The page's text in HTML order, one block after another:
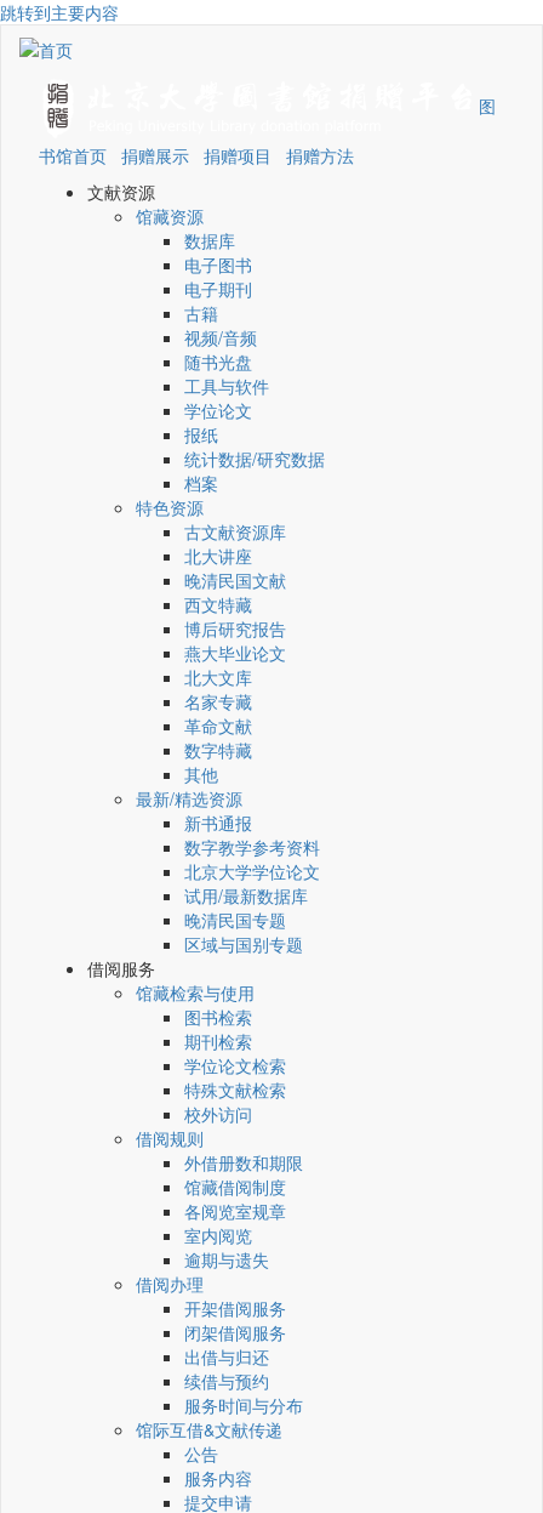
跳转到主要内容
图
书馆首页 捐赠展示 捐赠项目
捐赠方法
文献资源
馆藏资源
数据库
电子图书
电子期刊
古籍
视频/音频
随书光盘
工具与软件
学位论文
报纸
统计数据/研究数据
档案
特色资源
古文献资源库
北大讲座
晚清民国文献
西文特藏
博后研究报告
燕大毕业论文
北大文库
名家专藏
革命文献
数字特藏
其他
最新/精选资源
新书通报
数字教学参考资料
北京大学学位论文
试用/最新数据库
晚清民国专题
区域与国别专题
借阅服务
馆藏检索与使用
图书检索
期刊检索
学位论文检索
特殊文献检索
校外访问
借阅规则
外借册数和期限
馆藏借阅制度
各阅览室规章
室内阅览
逾期与遗失
借阅办理
开架借阅服务
闭架借阅服务
出借与归还
续借与预约
服务时间与分布
馆际互借&文献传递
公告
服务内容
提交申请